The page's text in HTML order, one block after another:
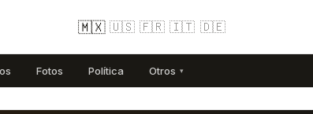
🇲🇽 🇺🇸 🇫🇷 🇮🇹 🇩🇪
Fotos Política Otros ▾